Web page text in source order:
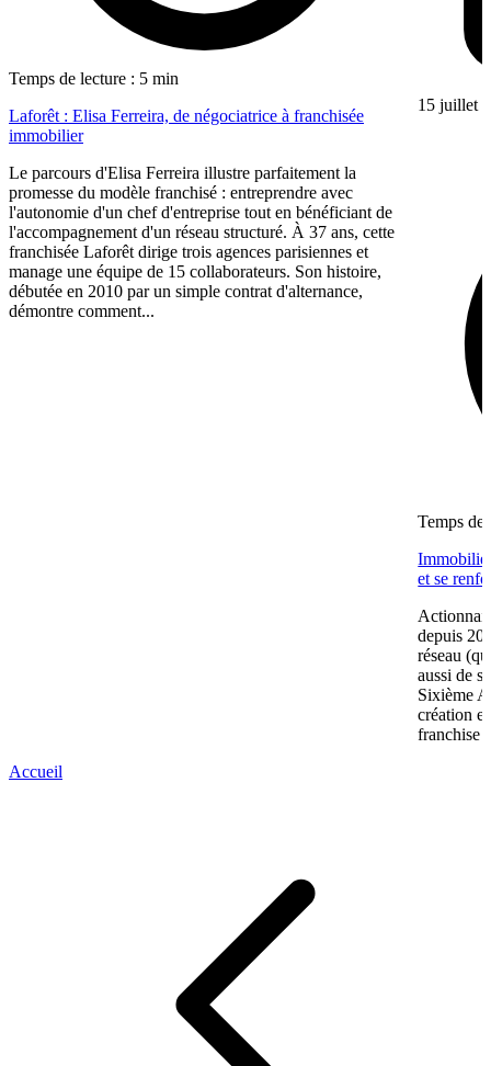
Temps de lecture : 5 min
Laforêt : Elisa Ferreira, de négociatrice à franchisée
immobilier
Le parcours d'Elisa Ferreira illustre parfaitement la
promesse du modèle franchisé : entreprendre avec
l'autonomie d'un chef d'entreprise tout en bénéficiant de
l'accompagnement d'un réseau structuré. À 37 ans, cette
franchisée Laforêt dirige trois agences parisiennes et
manage une équipe de 15 collaborateurs. Son histoire,
débutée en 2010 par un simple contrat d'alternance,
démontre comment...
15 juillet
Temps de
et se
depuis
réseau
aussi de
Sixième
création
franchise
Accueil